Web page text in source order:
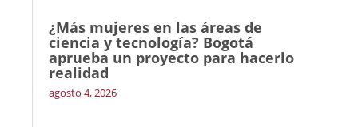
¿Más mujeres en las áreas de
ciencia y tecnología? Bogotá
aprueba un proyecto para hacerlo
realidad
agosto 4, 2026